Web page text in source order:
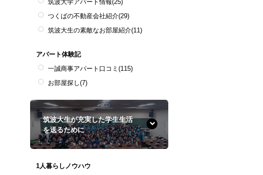
筑波大学アパート情報(25)
つくばの不動産会社紹介(29)
筑波大生の素敵なお部屋紹介(11)
アパート体験記
一誠商事アパート口コミ (115)
お部屋探し(7)
筑波大生が充実した学生生活
を送るために
1人暮らしノウハウ